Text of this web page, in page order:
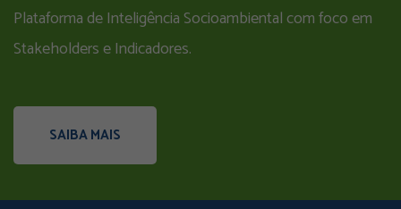
Plataforma de Inteligência Socioambiental com foco em
Stakeholders e Indicadores.
SAIBA MAIS